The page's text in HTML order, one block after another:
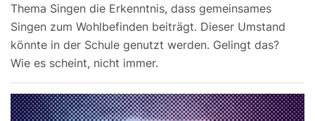
Thema Singen die Erkenntnis, dass gemeinsames
Singen zum Wohlbefinden beiträgt. Dieser Umstand
könnte in der Schule genutzt werden. Gelingt das?
Wie es scheint, nicht immer.